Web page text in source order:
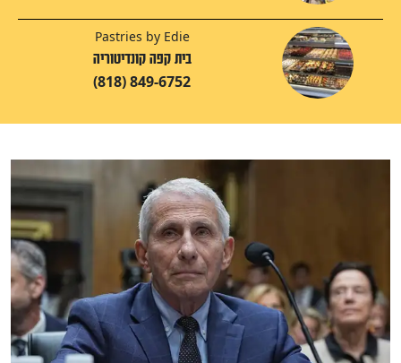
Pastries by Edie
בית קפה קונדיטוריה
(818) 849-6752